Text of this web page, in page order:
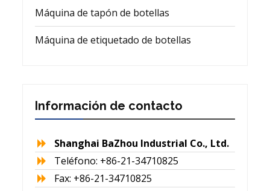
Máquina de tapón de botellas
Máquina de etiquetado de botellas
Información de contacto
Shanghai BaZhou Industrial Co., Ltd.
Teléfono: +86-21-34710825
Fax: +86-21-34710825